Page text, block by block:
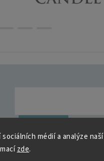
médií a analýze naší
zde.